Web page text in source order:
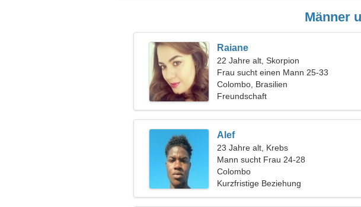
Männer
Raiane
22 Jahre alt, Skorpion
Frau sucht einen Mann 25-33
Colombo, Brasilien
Freundschaft
Alef
23 Jahre alt, Krebs
Mann sucht Frau 24-28
Colombo
Kurzfristige Beziehung